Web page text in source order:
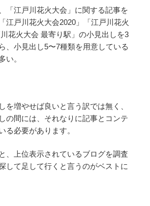
「江戸川花火大会」に関する記事を
江戸川花火大会2020」「江戸川花火
花火大会 最寄り駅」の小見出しを3
、小見出し5〜7種類を用意している
い。
を増やせば良いと言う訳では無く、
の間には、それなりに記事とコンテ
る必要があります。
、上位表示されているブログを調査
して足して行くと言うのがベストに